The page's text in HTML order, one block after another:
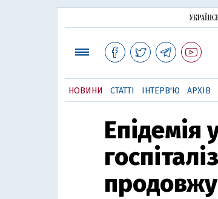
НОВИНИ СТАТТІ ІНТЕРВ'Ю АРХІВ
Епідемія